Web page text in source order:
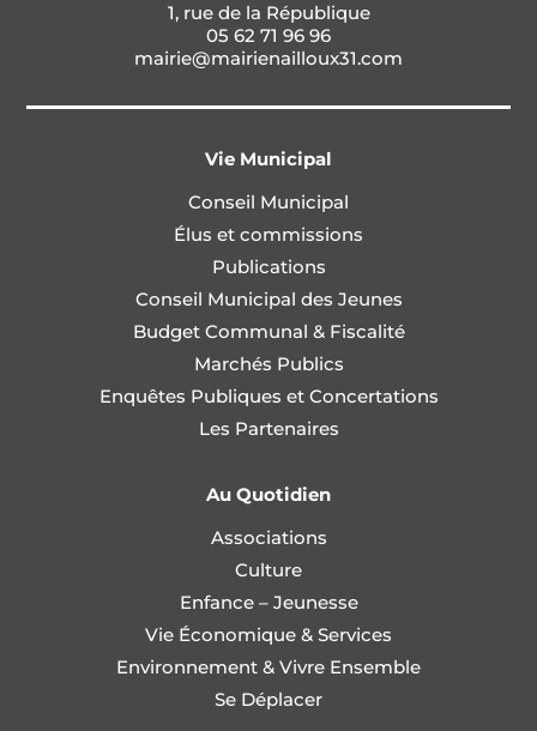
1, rue de la République
05 62 71 96 96
mairie@mairienailloux31.com
Vie Municipal
Conseil Municipal
Élus et commissions
Publications
Conseil Municipal des Jeunes
Budget Communal & Fiscalité
Marchés Publics
Enquêtes Publiques et Concertations
Les Partenaires
Au Quotidien
Associations
Culture
Enfance – Jeunesse
Vie Économique & Services
Environnement & Vivre Ensemble
Se Déplacer